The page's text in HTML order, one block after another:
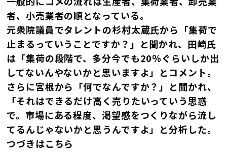
者、小売業者の順となっている。
元衆院議員でタレントの杉村太蔵氏から「集荷で
止まるっていうことですか？」と聞かれ、田崎氏
は「集荷の段階で、多分今でも20％ぐらいしか出
してないんやないかと思いますよ」とコメント。
さらに宮根から「何でなんですか？」と聞かれ、
「それはできるだけ高く売りたいっていう思惑
で。市場にある程度、渇望感をつくりながら流し
てるんじゃないかと思うんですよ」と分析した。
つづきはこちら